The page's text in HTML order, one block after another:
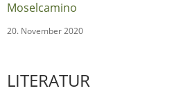
Moselcamino
20. November 2020
LITERATUR